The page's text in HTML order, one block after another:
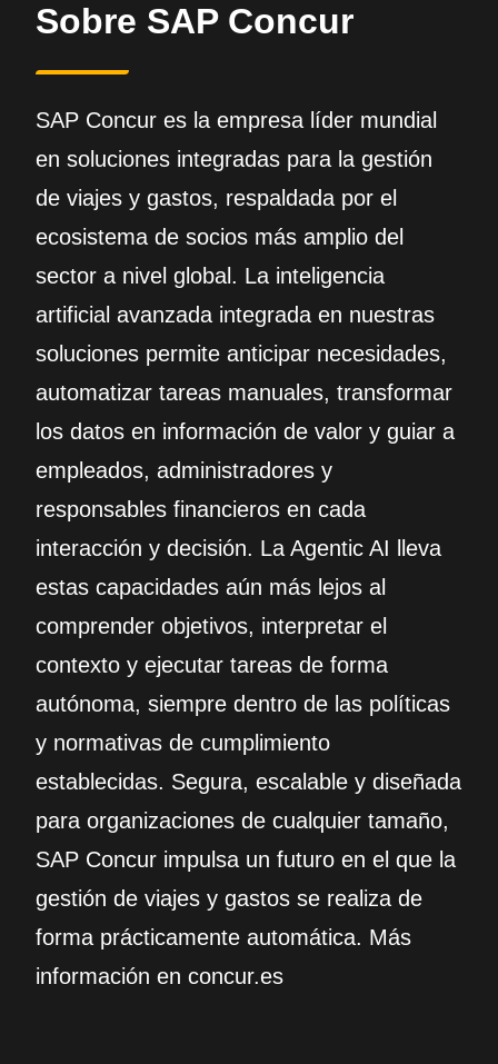
Sobre SAP Concur
SAP Concur es la empresa líder mundial
en soluciones integradas para la gestión
de viajes y gastos, respaldada por el
ecosistema de socios más amplio del
sector a nivel global. La inteligencia
artificial avanzada integrada en nuestras
soluciones permite anticipar necesidades,
automatizar tareas manuales, transformar
los datos en información de valor y guiar a
empleados, administradores y
responsables financieros en cada
interacción y decisión. La Agentic AI lleva
estas capacidades aún más lejos al
comprender objetivos, interpretar el
contexto y ejecutar tareas de forma
autónoma, siempre dentro de las políticas
y normativas de cumplimiento
establecidas. Segura, escalable y diseñada
para organizaciones de cualquier tamaño,
SAP Concur impulsa un futuro en el que la
gestión de viajes y gastos se realiza de
forma prácticamente automática. Más
información en concur.es